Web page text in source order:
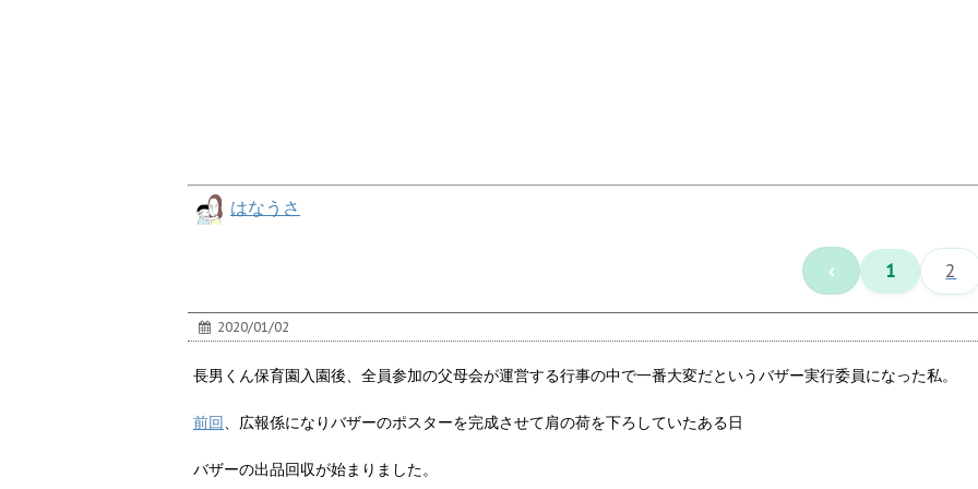
はなうさ
‹ 1 2
2020/01/02
長男くん保育園入園後、全員参加の父母会が運営する行事の中で一番大変だというバザー実行委員になった私。
前回、広報係になりバザーのポスターを完成させて肩の荷を下ろしていたある日
バザーの出品回収が始まりました。